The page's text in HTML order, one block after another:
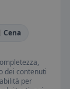
dei contenuti
per